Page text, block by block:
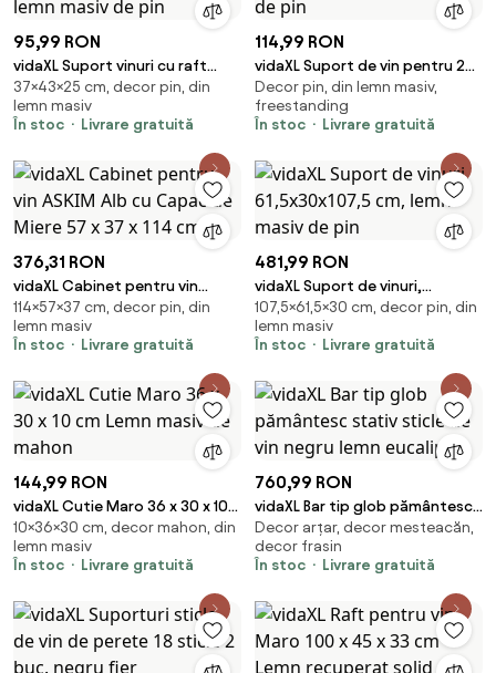
95,99 RON
vidaXL Suport vinuri cu raft
superior, 43x25x37 cm, lemn
masiv de pin
37×43×25 cm, decor pin, din
lemn masiv
În stoc
Livrare gratuită
114,99 RON
vidaXL Suport de vin pentru 20
de sticle, lemn de pin
Decor pin, din lemn masiv,
freestanding
În stoc
Livrare gratuită
376,31 RON
vidaXL Cabinet pentru vin
ASKIM Alb cu Capac de Miere 57
x 37 x 114 cm
114×57×37 cm, decor pin, din
lemn masiv
În stoc
Livrare gratuită
481,99 RON
vidaXL Suport de vinuri,
61,5x30x107,5 cm, lemn masiv
de pin
107,5×61,5×30 cm, decor pin, din
lemn masiv
În stoc
Livrare gratuită
144,99 RON
vidaXL Cutie Maro 36 x 30 x 10
cm Lemn masiv de mahon
10×36×30 cm, decor mahon, din
lemn masiv
În stoc
Livrare gratuită
760,99 RON
vidaXL Bar tip glob pământesc
stativ sticle de vin negru lemn
eucalipt
Decor arțar, decor mesteacăn,
decor frasin
În stoc
Livrare gratuită